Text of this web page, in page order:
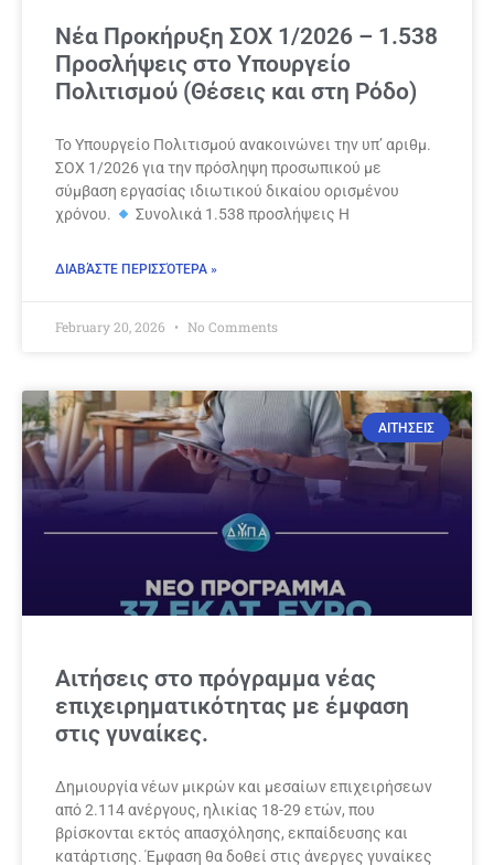
Νέα Προκήρυξη ΣΟΧ 1/2026 – 1.538
Προσλήψεις στο Υπουργείο
Πολιτισμού (Θέσεις και στη Ρόδο)
Το Υπουργείο Πολιτισμού ανακοινώνει την υπ’ αριθμ.
ΣΟΧ 1/2026 για την πρόσληψη προσωπικού με
σύμβαση εργασίας ιδιωτικού δικαίου ορισμένου
χρόνου.
Συνολικά 1.538 προσλήψεις Η
ΔΙΑΒΆΣΤΕ ΠΕΡΙΣΣΌΤΕΡΑ »
February 20, 2026 No Comments
ΑΙΤΗΣΕΙΣ
Αιτήσεις στο πρόγραμμα νέας
επιχειρηματικότητας με έμφαση
στις γυναίκες.
Δημιουργία νέων μικρών και μεσαίων επιχειρήσεων
από 2.114 ανέργους, ηλικίας 18-29 ετών, που
βρίσκονται εκτός απασχόλησης, εκπαίδευσης και
κατάρτισης. Έμφαση θα δοθεί στις άνεργες γυναίκες